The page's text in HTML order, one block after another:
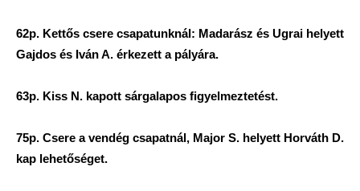
62p. Kettős csere csapatunknál: Madarász és Ugrai helyett
Gajdos és Iván A. érkezett a pályára.
63p. Kiss N. kapott sárgalapos figyelmeztetést.
75p. Csere a vendég csapatnál, Major S. helyett Horváth D.
kap lehetőséget.